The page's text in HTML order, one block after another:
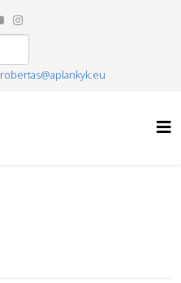
robertas@aplankyk.eu